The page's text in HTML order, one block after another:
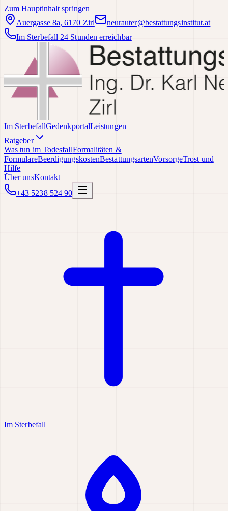
Zum Hauptinhalt springen
Auergasse 8a, 6170 Zirl
neurauter@bestattungsinstitut.at
Im Sterbefall 24 Stunden erreichbar
Im SterbefallGedenkportalLeistungen
Ratgeber
Was tun im TodesfallFormalitäten &
FormulareBeerdigungskostenBestattungsartenVorsorgeTrost und
Hilfe
Über unsKontakt
+43 5238 524 90
Im Sterbefall